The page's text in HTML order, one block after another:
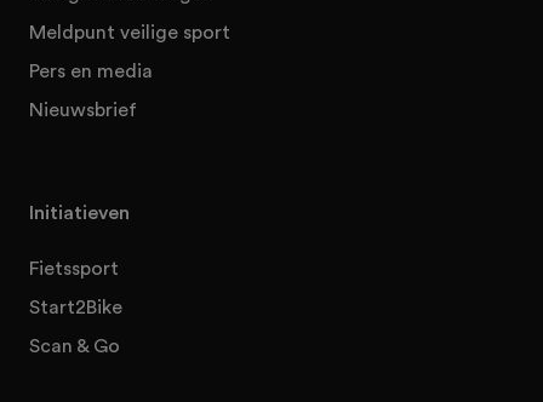
Meldpunt veilige sport
Pers en media
Nieuwsbrief
Initiatieven
Fietssport
Start2Bike
Scan & Go